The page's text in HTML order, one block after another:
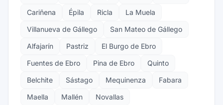
Cariñena
Épila Ricla
La Muela
Villanueva de Gállego
San Mateo de Gállego
Alfajarín
Pastriz
El Burgo de Ebro
Fuentes de Ebro
Pina de Ebro
Quinto
Belchite
Sástago Mequinenza
Fabara
Maella
Mallén
Novallas